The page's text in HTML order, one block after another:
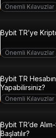
Önemli Kılavuzlar
Bybit TR’ye Kripto
Önemli Kılavuzlar
Bybit TR
Yapabilirsiniz?
Önemli Kılavuzlar
Bybit TR’de Alım-Satım İşlemi Nasıl
Başlatılır?